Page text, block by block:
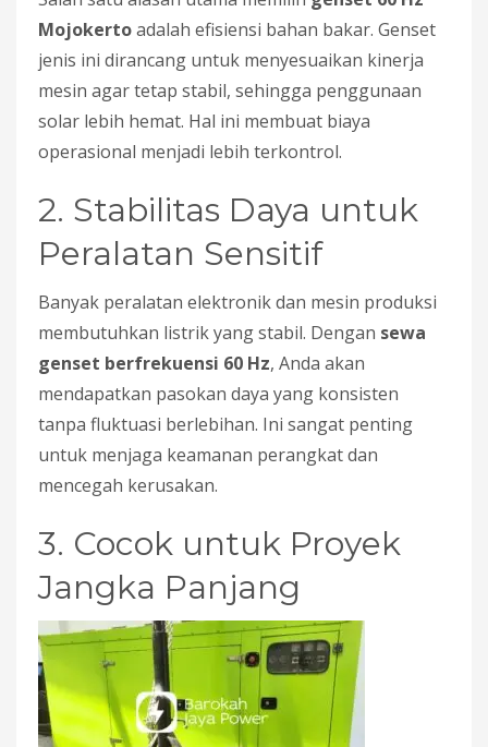
Mojokertoadalah efisiensi bahan bakar. Genset
jenis ini dirancang untuk menyesuaikan kinerja
mesin agar tetap stabil, sehingga penggunaan
solar lebih hemat. Hal ini membuat biaya
operasional menjadi lebih terkontrol.
2. Stabilitas Daya untuk
Peralatan Sensitif
Banyak peralatan elektronik dan mesin produksi
membutuhkan listrik yang stabil. Dengan sewa
genset berfrekuensi 60 Hz, Anda akan
mendapatkan pasokan daya yang konsisten
tanpa fluktuasi berlebihan. Ini sangat penting
untuk menjaga keamanan perangkat dan
mencegah kerusakan.
3. Cocok untuk Proyek
Jangka Panjang